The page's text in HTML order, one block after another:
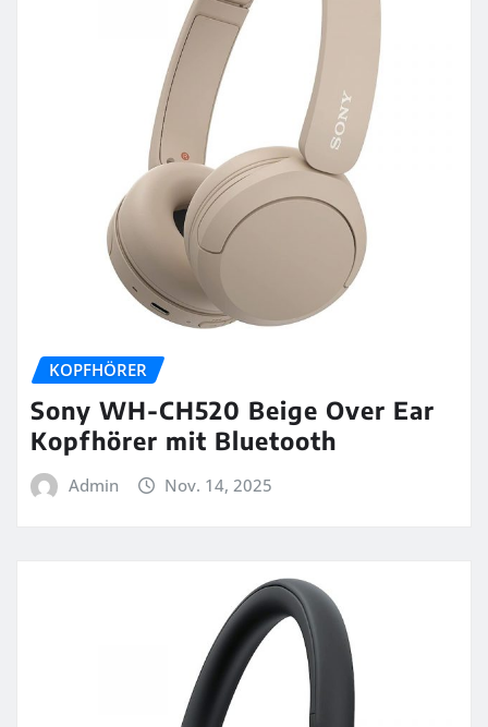
KOPFHÖRER
Sony WH-CH520 Beige Over Ear
Kopfhörer mit Bluetooth
Admin Nov. 14, 2025